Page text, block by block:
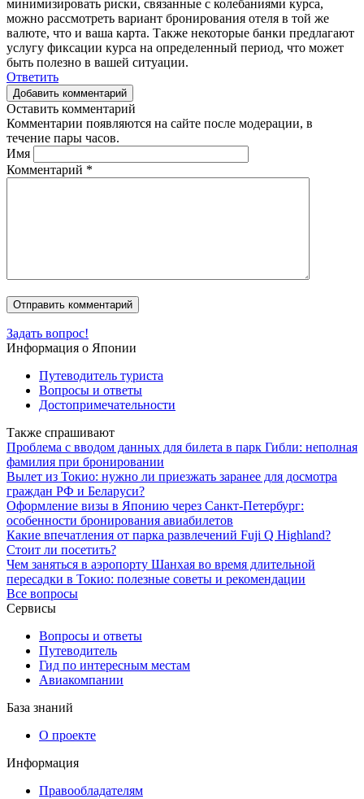
минимизировать риски, связанные с колебаниями курса,
можно рассмотреть вариант бронирования отеля в той же
валюте, что и ваша карта. Также некоторые банки предлагают
услугу фиксации курса на определенный период, что может
быть полезно в вашей ситуации.
Ответить
Добавить комментарий
Оставить комментарий
Комментарии появляются на сайте после модерации, в
течение пары часов.
Имя
Комментарий *
Задать вопрос!
Информация о Японии
Путеводитель туриста
Вопросы и ответы
Достопримечательности
Также спрашивают
Проблема с вводом данных для билета в парк Гибли: неполная
фамилия при бронировании
Вылет из Токио: нужно ли приезжать заранее для досмотра
граждан РФ и Беларуси?
Оформление визы в Японию через Санкт-Петербург:
особенности бронирования авиабилетов
Какие впечатления от парка развлечений Fuji Q Highland?
Стоит ли посетить?
Чем заняться в аэропорту Шанхая во время длительной
пересадки в Токио: полезные советы и рекомендации
Все вопросы
Сервисы
Вопросы и ответы
Путеводитель
Гид по интересным местам
Авиакомпании
База знаний
О проекте
Информация
Правообладателям